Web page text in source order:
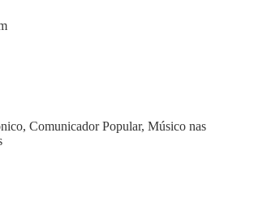
Comunicador Popular, Músico nas